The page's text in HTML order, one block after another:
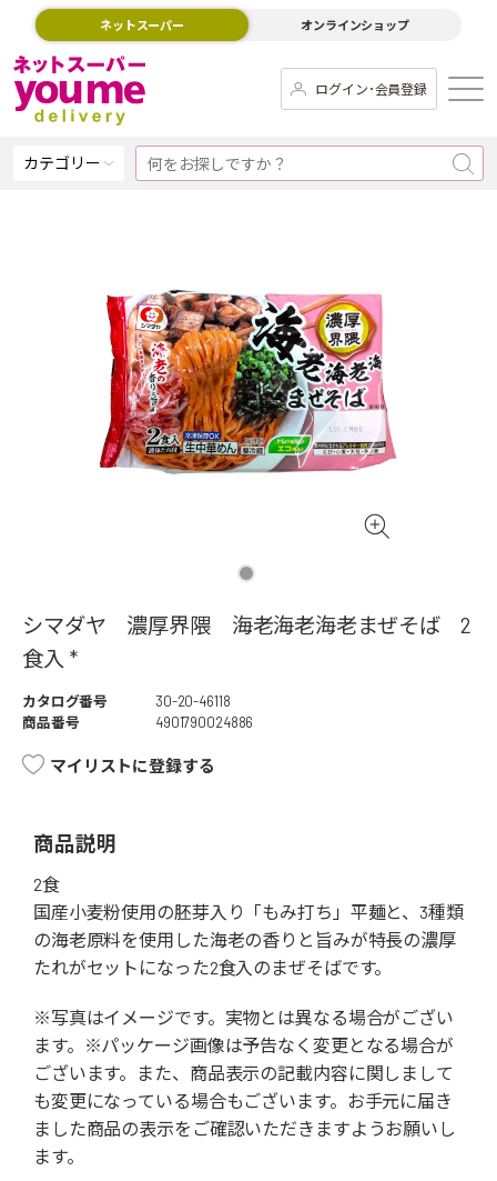
ネットスーパー オンラインショップ
ログイン･会員登録
カテゴリー
シマダヤ 濃厚界隈 海老海老海老まぜそば 2
食入 *
カタログ番号
30-20-46118
商品番号
4901790024886
マイリストに登録する
商品説明
2食
国産小麦粉使用の胚芽入り「もみ打ち」平麺と、3種類
の海老原料を使用した海老の香りと旨みが特長の濃厚
たれがセットになった2食入のまぜそばです。
※写真はイメージです。実物とは異なる場合がござい
ます。※パッケージ画像は予告なく変更となる場合が
ございます。また、商品表示の記載内容に関しまして
も変更になっている場合もございます。お手元に届き
ました商品の表示をご確認いただきますようお願いし
ます。